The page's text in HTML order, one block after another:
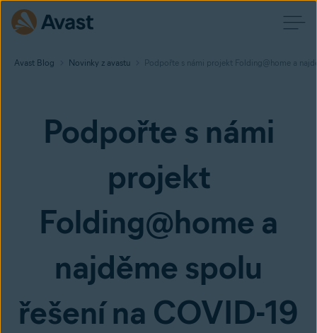
Avast Blog Novinky z avastu Podpořte s námi projekt Folding@home a
Podpořte s námi
projekt
Folding@home a
najděme spolu
řešení na COVID-19